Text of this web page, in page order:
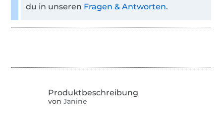
du in unseren Fragen & Antworten.
von Janine